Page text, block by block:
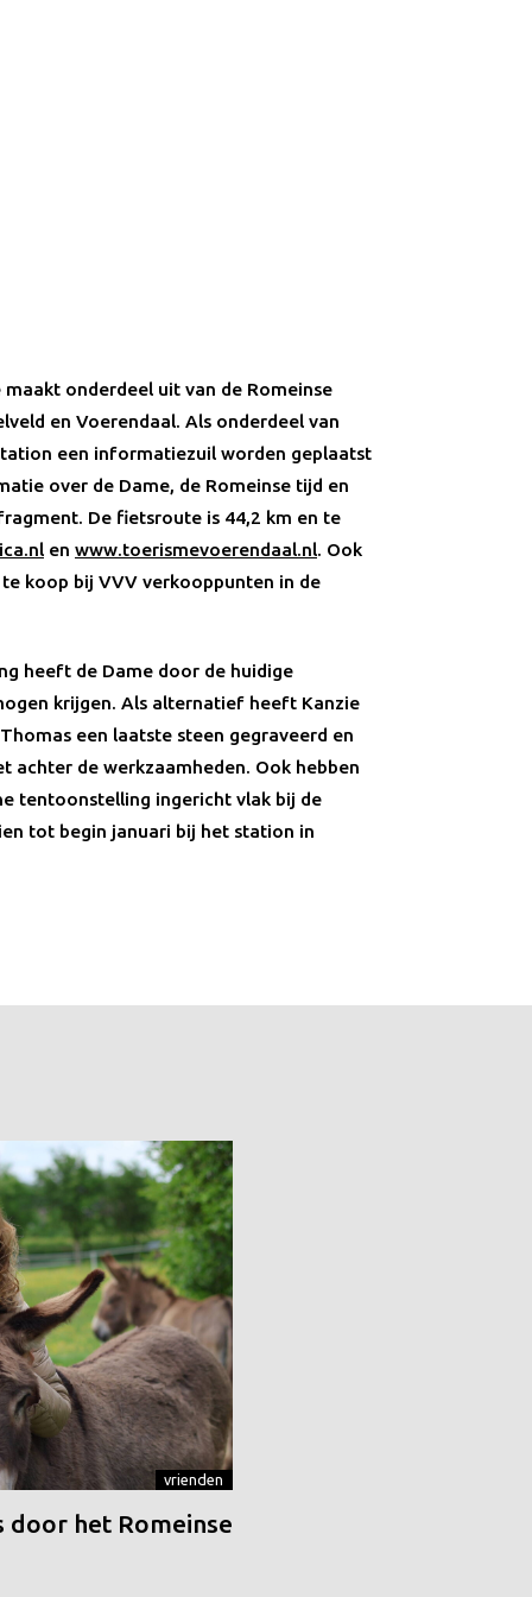
maakt onderdeel uit van de Romeinse
en Voerendaal. Als onderdeel van
een informatiezuil worden geplaatst
over de Dame, de Romeinse tijd en
De fietsroute is 44,2 km en te
en www.toerismevoerendaal.nl. Ook
koop bij VVV verkooppunten in de
heeft de Dame door de huidige
krijgen. Als alternatief heeft Kanzie
een laatste steen gegraveerd en
achter de werkzaamheden. Ook hebben
tentoonstelling ingericht vlak bij de
tot begin januari bij het station in
vrienden
door het Romeinse